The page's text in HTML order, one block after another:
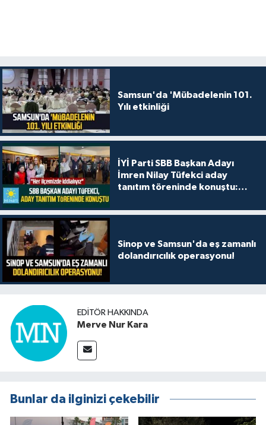
Samsun'da 'Mübadelenin 101.
Yılı etkinliği
İYİ Parti SBB Başkan Adayı
İmren Nilay Tüfekci aday
tanıtım töreninde konuştu:
Sinop ve Samsun'da eş zamanlı
dolandırıcılık operasyonu!
EDITÖR HAKKINDA
Merve Nur Kara
Bunlar da ilginizi çekebilir